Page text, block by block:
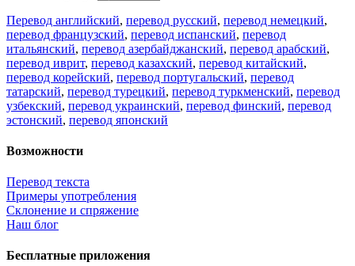
Перевод английский, перевод русский, перевод немецкий,
перевод французский, перевод испанский, перевод
итальянский, перевод азербайджанский, перевод арабский,
перевод иврит, перевод казахский, перевод китайский,
перевод корейский, перевод португальский, перевод
татарский, перевод турецкий, перевод туркменский, перевод
узбекский, перевод украинский, перевод финский, перевод
эстонский, перевод японский
Возможности
Перевод текста
Примеры употребления
Склонение и спряжение
Наш блог
Бесплатные приложения